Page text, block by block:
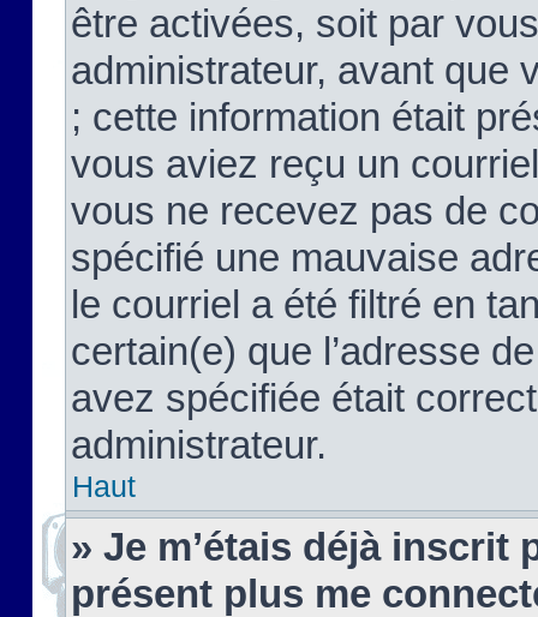
être activées, soit par
administrateur, avant que
; cette information était
vous aviez reçu un
vous ne recevez pas de
spécifié une mauvaise
le courriel a été filtré en
certain(e) que l’adresse
avez spécifiée était
administrateur.
Haut
» Je m’étais déjà inscrit
présent plus me